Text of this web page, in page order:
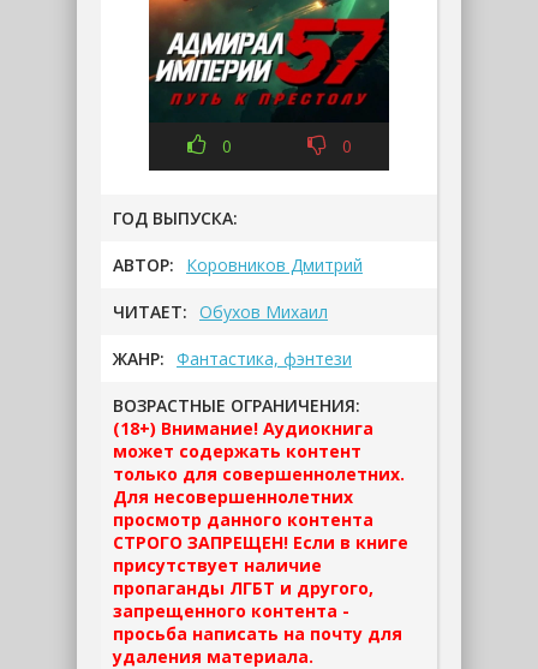
0 0
ГОД ВЫПУСКА:
АВТОР: Коровников Дмитрий
ЧИТАЕТ: Обухов Михаил
ЖАНР: Фантастика, фэнтези
ВОЗРАСТНЫЕ ОГРАНИЧЕНИЯ:
(18+) Внимание! Аудиокнига
может содержать контент
только для совершеннолетних.
Для несовершеннолетних
просмотр данного контента
СТРОГО ЗАПРЕЩЕН! Если в книге
присутствует наличие
пропаганды ЛГБТ и другого,
запрещенного контента -
просьба написать на почту для
удаления материала.